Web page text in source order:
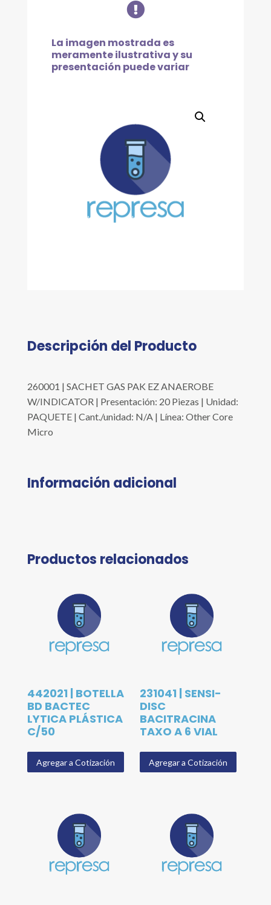

La imagen mostrada es
meramente ilustrativa y su
presentación puede variar
Descripción del Producto
260001 | SACHET GAS PAK EZ ANAEROBE
W/INDICATOR | Presentación: 20 Piezas | Unidad:
PAQUETE | Cant./unidad: N/A | Línea: Other Core
Micro
Información adicional
Productos relacionados
442021 | BOTELLA
BD BACTEC
LYTICA PLÁSTICA
C/50
Agregar a Cotización
231041 | SENSI-
DISC
BACITRACINA
TAXO A 6 VIAL
Agregar a Cotización